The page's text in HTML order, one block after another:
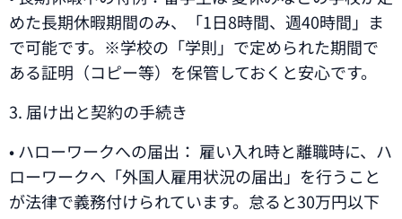
めた長期休暇期間のみ、「1日8時間、週40時間」ま
で可能です。※学校の「学則」で定められた期間で
ある証明（コピー等）を保管しておくと安心です。
3. 届け出と契約の手続き
• ハローワークへの届出： 雇い入れ時と離職時に、ハ
ローワークへ「外国人雇用状況の届出」を行うこと
が法律で義務付けられています。怠ると30万円以下